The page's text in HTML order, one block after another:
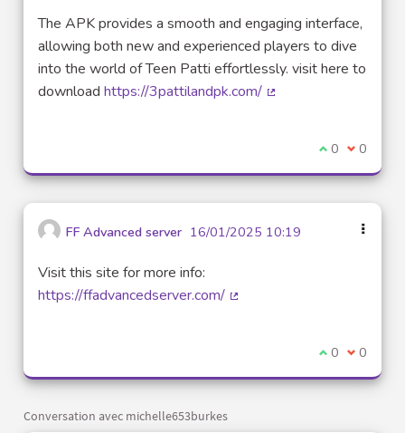
The APK provides a smooth and engaging interface,
allowing both new and experienced players to dive
into the world of Teen Patti effortlessly. visit here to
download https://3pattilandpk.com/
Je suis
0 Je ne
0
FF Advanced server 16/01/2025 10:19
Visit this site for more info:
https://ffadvancedserver.com/
Je suis
0 Je ne
0
Conversation avec michelle653burkes